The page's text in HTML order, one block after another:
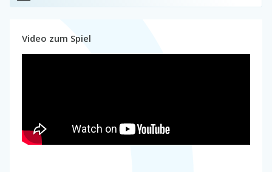
Video zum Spiel